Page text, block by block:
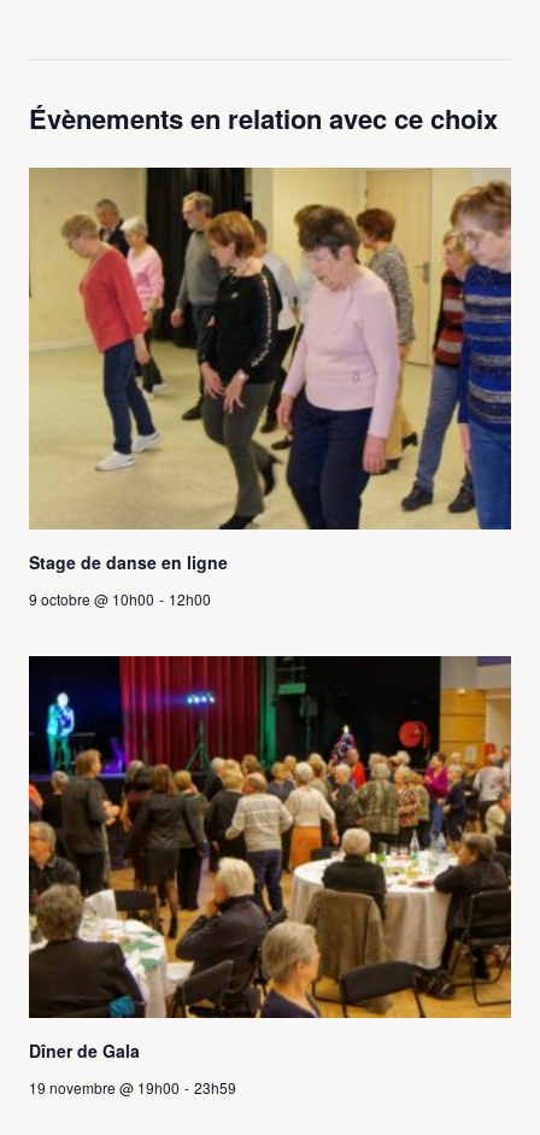
Évènements en relation avec ce choix
Stage de danse en ligne
9 octobre @ 10h00 - 12h00
Dîner de Gala
19 novembre @ 19h00 - 23h59